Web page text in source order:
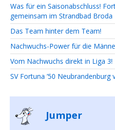
Was für ein Saisonabschluss!
gemeinsam im Strandbad Broda
Das Team hinter dem Team!
Nachwuchs-Power für die
Vom Nachwuchs direkt in Liga 3!
SV Fortuna ’50
Jumper